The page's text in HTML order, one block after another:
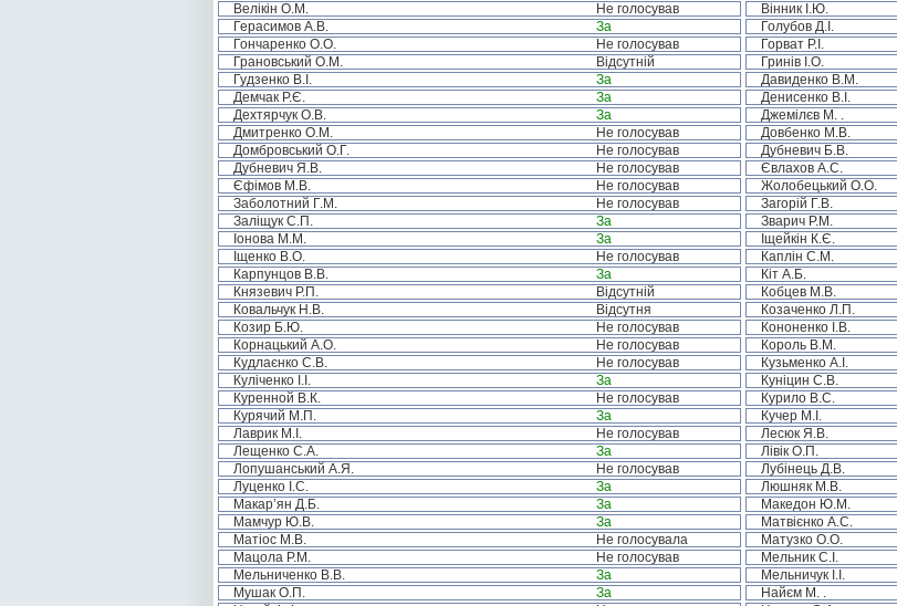
Велікін О.М.
Не голосував Вінник І.Ю.
Герасимов А.В.
За Голубов Д.І.
Гончаренко О.О.
Не голосував Горват Р.І.
Грановський О.М.
Відсутній Гринів І.О.
Гудзенко В.І.
За Давиденко В.М.
Демчак Р.Є.
За Денисенко В.І.
Дехтярчук О.В.
За Джемілєв М. .
Дмитренко О.М.
Не голосував Довбенко М.В.
Домбровський О.Г.
Не голосував Дубневич Б.В.
Дубневич Я.В.
Не голосував Євлахов А.С.
Єфімов М.В.
Не голосував Жолобецький О.О.
Заболотний Г.М.
Не голосував Загорій Г.В.
Заліщук С.П.
За Зварич Р.М.
Іонова М.М.
За Іщейкін К.Є.
Іщенко В.О.
Не голосував Каплін С.М.
Карпунцов В.В.
За Кіт А.Б.
Князевич Р.П.
Відсутній Кобцев М.В.
Ковальчук Н.В.
Відсутня Козаченко Л.П.
Козир Б.Ю.
Не голосував Кононенко І.В.
Корнацький А.О.
Не голосував Король В.М.
Кудлаєнко С.В.
Не голосував Кузьменко А.І.
Куліченко І.І.
За Куніцин С.В.
Куренной В.К.
Не голосував Курило В.С.
Курячий М.П.
За Кучер М.І.
Лаврик М.І.
Не голосував Лесюк Я.В.
Лещенко С.А.
За Лівік О.П.
Лопушанський А.Я.
Не голосував Лубінець Д.В.
Луценко І.С.
За Люшняк М.В.
Макар’ян Д.Б.
За Македон Ю.М.
Мамчур Ю.В.
За Матвієнко А.С.
Матіос М.В.
Не голосувала Матузко О.О.
Мацола Р.М.
Не голосував Мельник С.І.
Мельниченко В.В.
За Мельничук І.І.
Мушак О.П.
За Найєм М. .